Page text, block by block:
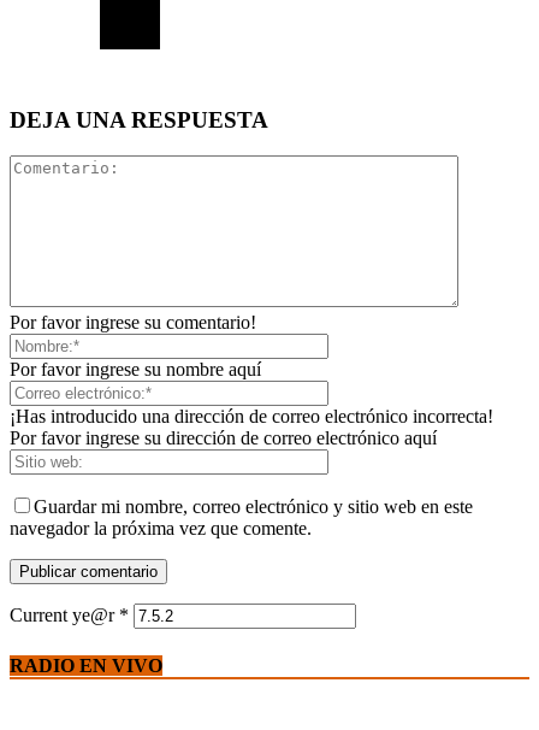
DEJA UNA RESPUESTA
Por favor ingrese su comentario!
Por favor ingrese su nombre aquí
¡Has introducido una dirección de correo electrónico incorrecta!
Por favor ingrese su dirección de correo electrónico aquí
Guardar mi nombre, correo electrónico y sitio web en este
navegador la próxima vez que comente.
Current ye@r *
RADIO EN VIVO